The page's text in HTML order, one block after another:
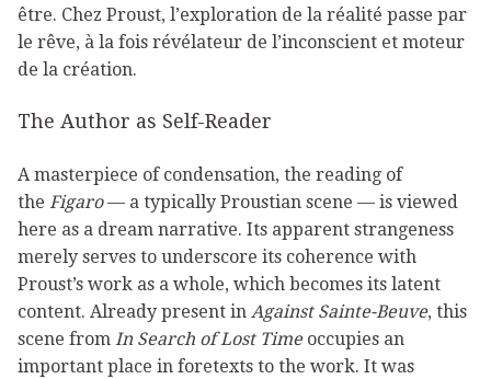
être. Chez Proust, l’exploration de la réalité passe par
le rêve, à la fois révélateur de l’inconscient et moteur
de la création.
The Author as Self-Reader
A masterpiece of condensation, the reading of
the Figaro— a typically Proustian scene — is viewed
here as a dream narrative. Its apparent strangeness
merely serves to underscore its coherence with
Proust’s work as a whole, which becomes its latent
content. Already present in Against Sainte-Beuve, this
scene from In Search of Lost Timeoccupies an
important place in foretexts to the work. It was